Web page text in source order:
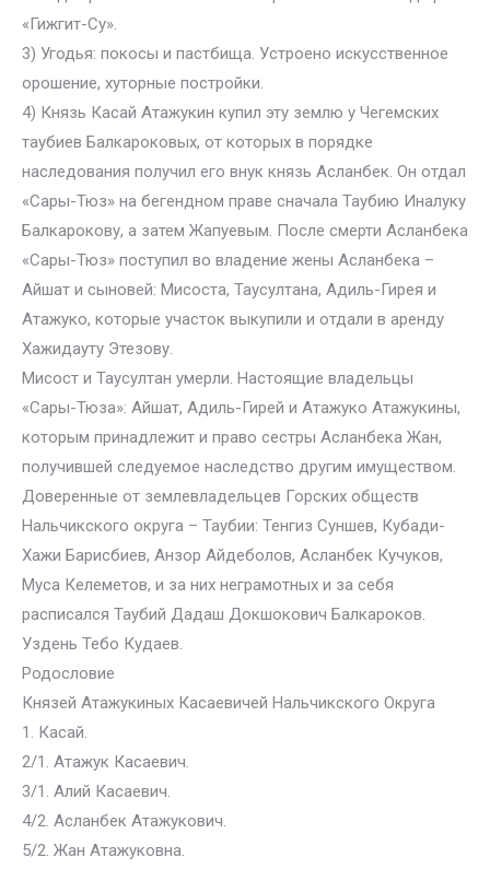
«Гижгит-Су».
3) Угодья: покосы и пастбища. Устроено искусственное
орошение, хуторные постройки.
4) Князь Касай Атажукин купил эту землю у Чегемских
таубиев Балкароковых, от которых в порядке
наследования получил его внук князь Асланбек. Он отдал
«Сары-Тюз» на бегендном праве сначала Таубию Иналуку
Балкарокову, а затем Жапуевым. После смерти Асланбека
«Сары-Тюз» поступил во владение жены Асланбека –
Айшат и сыновей: Мисоста, Таусултана, Адиль-Гирея и
Атажуко, которые участок выкупили и отдали в аренду
Хажидауту Этезову.
Мисост и Таусултан умерли. Настоящие владельцы
«Сары-Тюза»: Айшат, Адиль-Гирей и Атажуко Атажукины,
которым принадлежит и право сестры Асланбека Жан,
получившей следуемое наследство другим имуществом.
Доверенные от землевладельцев Горских обществ
Нальчикского округа – Таубии: Тенгиз Суншев, Кубади-
Хажи Барисбиев, Анзор Айдеболов, Асланбек Кучуков,
Муса Келеметов, и за них неграмотных и за себя
расписался Таубий Дадаш Докшокович Балкароков.
Уздень Тебо Кудаев.
Родословие
Князей Атажукиных Касаевичей Нальчикского Округа
1. Касай.
2/1. Атажук Касаевич.
3/1. Алий Касаевич.
4/2. Асланбек Атажукович.
5/2. Жан Атажуковна.